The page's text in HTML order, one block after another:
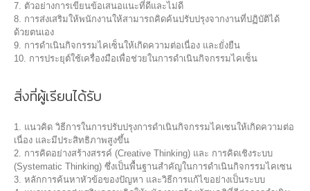
7. ตัวอย่างการเขียนข้อเสนอแนะที่ดีและไม่ดี
8. การส่งเสริมให้พนักงานให้สามารถคิดค้นปรับปรุงจากงานที่ปฏิบัติได้
ด้วยตนเอง
9. การดำเนินกิจกรรมไคเซ็นให้เกิดความต่อเนื่อง และยั่งยืน
10. การประยุต์ใช้เครื่องมือเพื่อช่วยในการดำเนินกิจกรรมไคเซ็น
สิ่งที่ผู้เรียนได้รับ
1. แนวคิด วิธีการในการปรับปรุงการดำเนินกิจกรรมไคเซนให้เกิดความต่อ
เนื่อง และมีประสิทธิภาพสูงขึ้น
2. การคิดอย่างสร้างสรรค์ (Creative Thinking) และ การคิดเชิงระบบ
(Systematic Thinking) ซึ่งเป็นพื้นฐานสำคัญในการดำเนินกิจกรรมไคเซน
3. หลักการค้นหาหัวข้อของปัญหา และวิธีการแก้ไขอย่างเป็นระบบ